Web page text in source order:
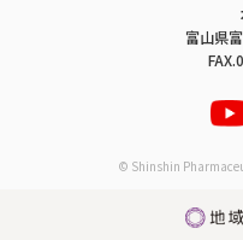
富山県
© Shinshin